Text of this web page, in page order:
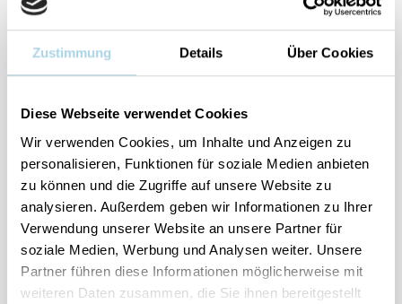
Zustimmung Details Über Cookies
Diese Webseite verwendet Cookies
Wir verwenden Cookies, um Inhalte und Anzeigen zu
personalisieren, Funktionen für soziale Medien anbieten
zu können und die Zugriffe auf unsere Website zu
analysieren. Außerdem geben wir Informationen zu Ihrer
Verwendung unserer Website an unsere Partner für
soziale Medien, Werbung und Analysen weiter. Unsere
Partner führen diese Informationen möglicherweise mit
weiteren Daten zusammen, die Sie ihnen bereitgestellt
Ausstattung
Ihre Vorteile auf einen Blick:
Bestpreis-Garantie für Ihren Urlaub
Flexible An- und Abreise 24/7 möglich
Risikofrei bis 60 Tage vorher stornieren
Sofortige Buchungsbestätigung
Persönlicher Gästeservice vor Ort Transparente